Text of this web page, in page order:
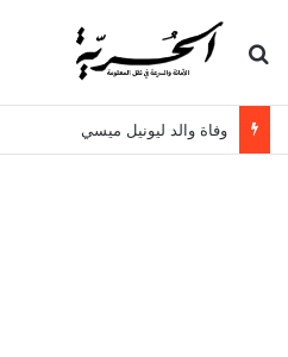
بحث عن
وفاة والد ليونيل ميسي